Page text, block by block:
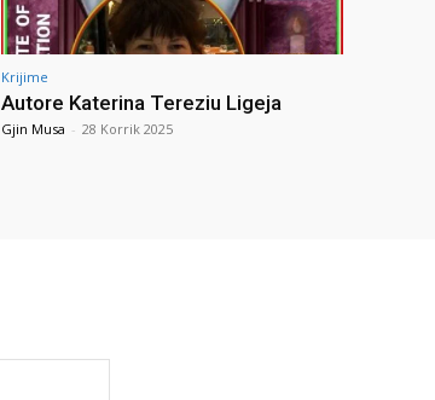
Krijime
Autore Katerina Tereziu Ligeja
Gjin Musa - 28 Korrik 2025